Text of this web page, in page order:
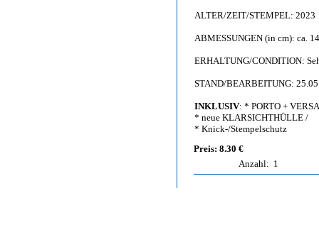
ALTER/ZEIT/STEMPEL: 2023
ABMESSUNGEN (in cm): ca.
ERHALTUNG/CONDITION:
STAND/BEARBEITUNG:
INKLUSIV: * PORTO +
* neue KLARSICHTHÜLLE /
* Knick-/Stempelschutz
Preis: 8.30 €
Anzahl: 1